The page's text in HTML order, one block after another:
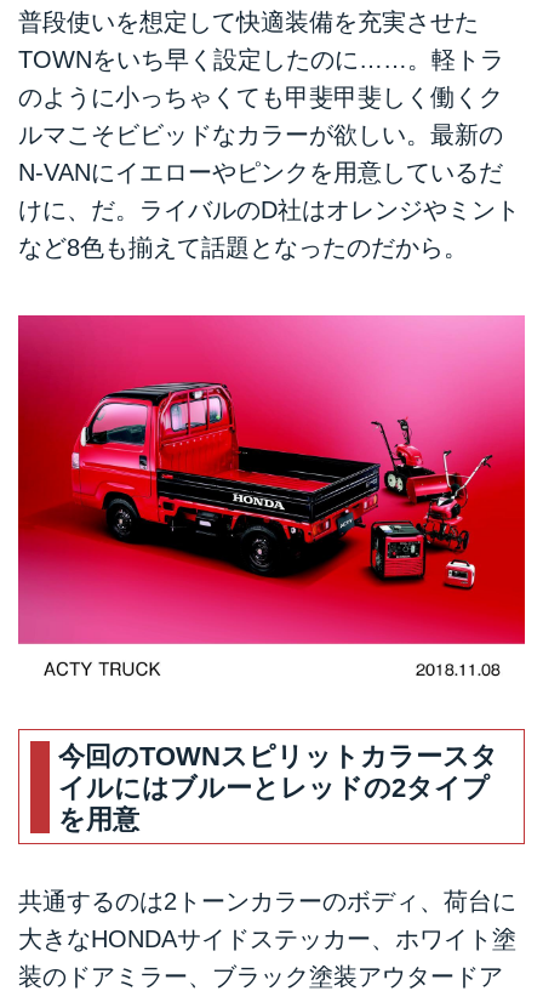
普段使いを想定して快適装備を充実させた
TOWNをいち早く設定したのに……。軽トラ
のように小っちゃくても甲斐甲斐しく働くク
ルマこそビビッドなカラーが欲しい。最新の
N-VANにイエローやピンクを用意しているだ
けに、だ。ライバルのD社はオレンジやミント
など8色も揃えて話題となったのだから。
今回のTOWNスピリットカラースタ
イルにはブルーとレッドの2タイプ
を用意
共通するのは2トーンカラーのボディ、荷台に
大きなHONDAサイドステッカー、ホワイト塗
装のドアミラー、ブラック塗装アウタードア